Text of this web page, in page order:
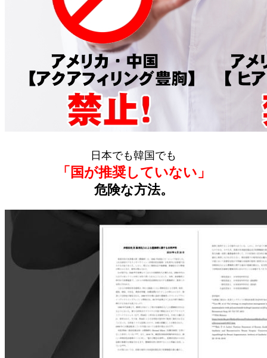
日本でも韓国でも
「国が推奨していない」
危険な方法。